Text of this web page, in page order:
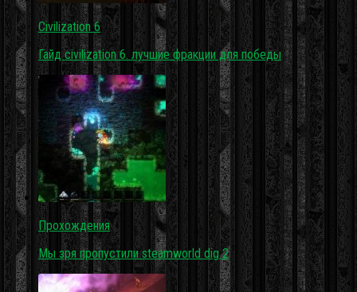
Civilization 6
Гайд civilization 6. лучшие фракции для победы
Прохождения
Мы зря пропустили steamworld dig 2